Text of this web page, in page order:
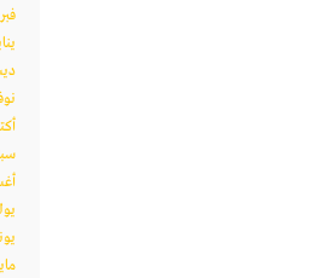
مايو